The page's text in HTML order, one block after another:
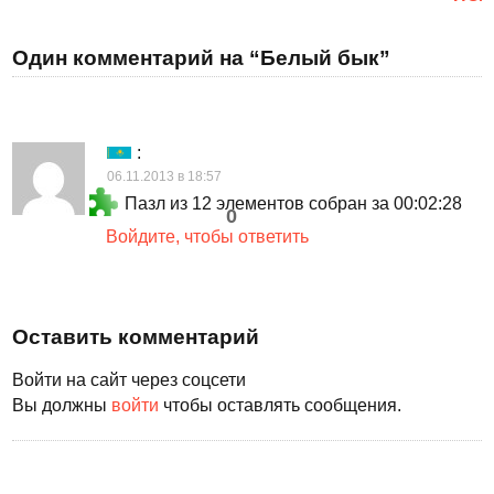
Один комментарий на “Белый бык”
:
06.11.2013 в 18:57
Пазл из 12 элементов собран за 00:02:28
0
Войдите, чтобы ответить
Оставить комментарий
Войти на сайт через соцсети
Вы должны войти чтобы оставлять сообщения.